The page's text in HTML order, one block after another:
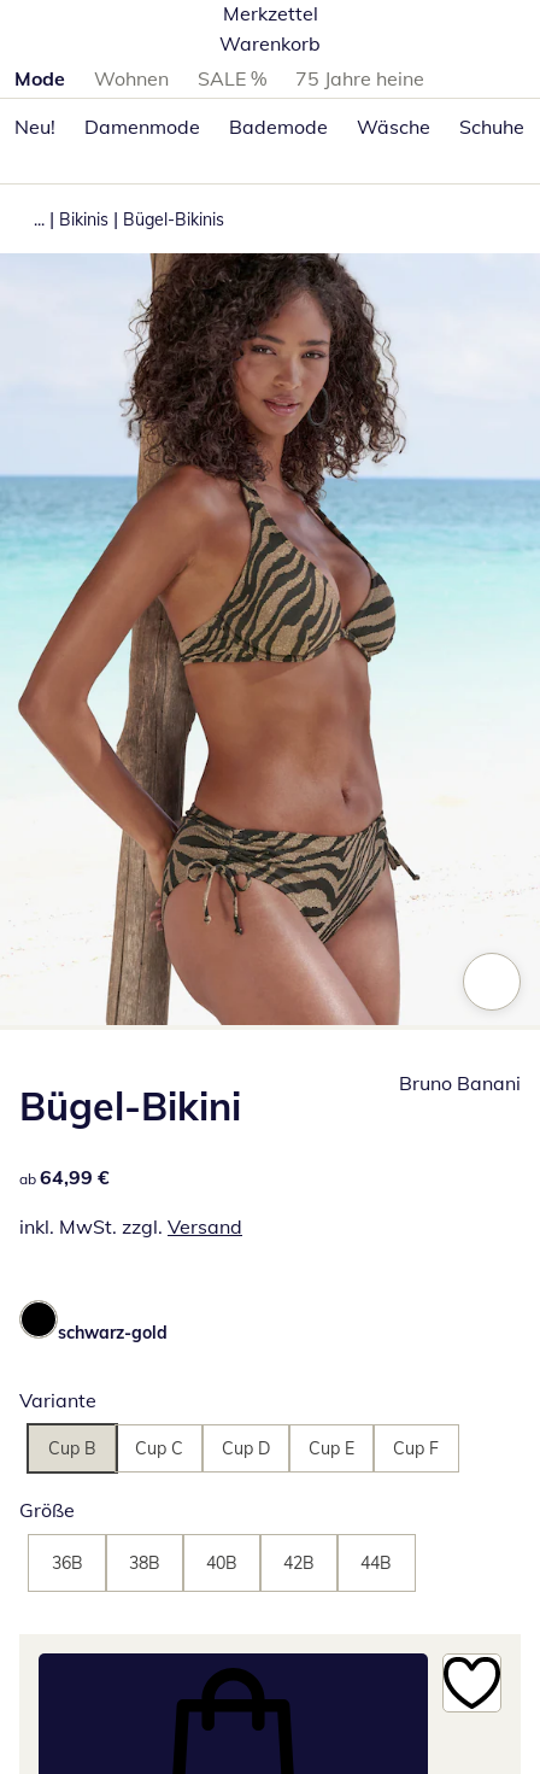
Merkzettel
Warenkorb
Produktkategorien überspringen
Mode Wohnen SALE %
75 Jahre heine
Neu!
Damenmode Bademode Wäsche Schuhe
... | Bikinis | Bügel-Bikinis
Bügel-Bikini
64,99 €
ab 64,99 €
inkl. MwSt. zzgl. Versand
Bruno Banani
schwarz-gold
Variante
Cup B Cup C Cup D Cup E Cup F
Größe
36B 38B 40B 42B 44B